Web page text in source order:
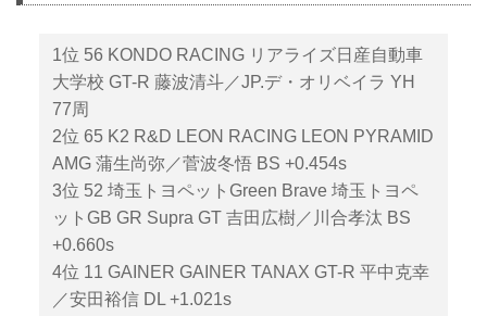
1位 56 KONDO RACING リアライズ日産自動車
大学校 GT-R 藤波清斗／JP.デ・オリベイラ YH
77周
2位 65 K2 R&D LEON RACING LEON PYRAMID
AMG 蒲生尚弥／菅波冬悟 BS +0.454s
3位 52 埼玉トヨペットGreen Brave 埼玉トヨペ
ットGB GR Supra GT 吉田広樹／川合孝汰 BS
+0.660s
4位 11 GAINER GAINER TANAX GT-R 平中克幸
／安田裕信 DL +1.021s